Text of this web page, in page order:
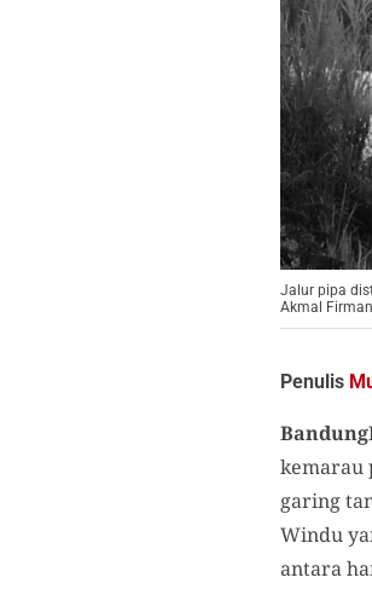
Jalur pipa
Akmal
Penulis
kemarau
garing
Windu
antara